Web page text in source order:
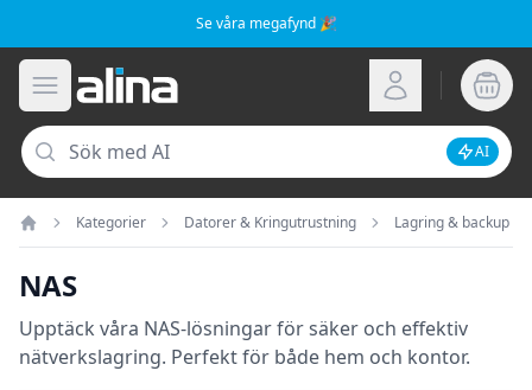
Se våra megafynd 🎉
Öppna meny
Alina.se Logga in
Sök
AI
Hem
Kategorier Datorer & Kringutrustning Lagring & backup
NAS
Upptäck våra NAS-lösningar för säker och effektiv
nätverkslagring. Perfekt för både hem och kontor.